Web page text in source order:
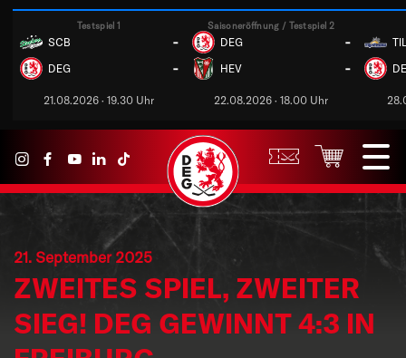
Testspiel 1
SCB -
DEG -
21.08.2026 · 19.30 Uhr
Saisoneröffnung / Testspiel 2
DEG -
HEV -
22.08.2026 · 18.00 Uhr
TIL
21. September 2025
ZWEITES SPIEL, ZWEITER
SIEG! DEG GEWINNT 4:3 IN